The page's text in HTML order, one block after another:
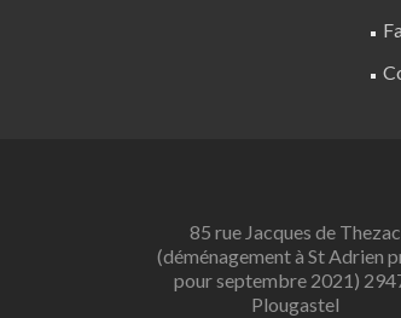
85 rue Jacques de Thezac
(déménagement à St Adrien
pour septembre 2021)
Plougastel